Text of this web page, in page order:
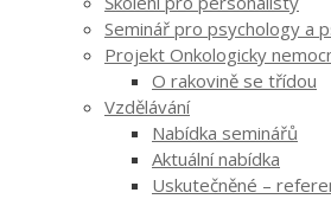
Seminář pro psychology a
Projekt Onkologicky
O rakovině se třídou
Vzdělávání
Nabídka seminářů
Aktuální nabídka
Uskutečněné –